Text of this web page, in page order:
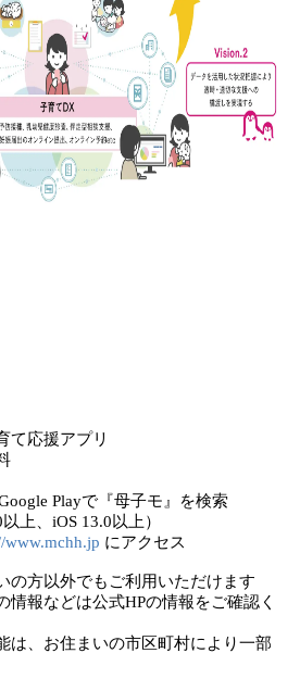
て応援アプリ
Playで『母子モ』を検索
上、iOS 13.0以上）
www.mchh.jp にアクセス
の方以外でもご利用いただけます
情報などは公式HPの情報をご確認く
は、お住まいの市区町村により一部